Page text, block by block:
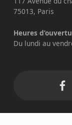
75013, Paris
Heures
Du lundi au